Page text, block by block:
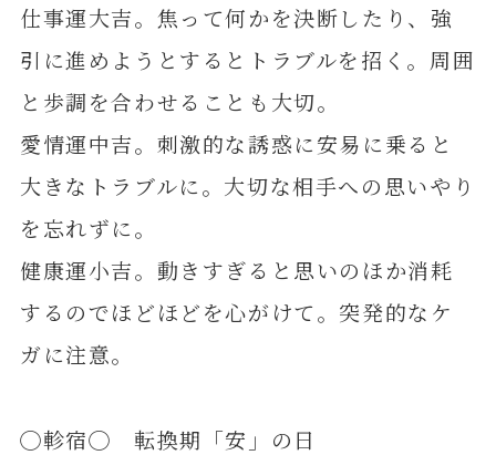
仕事運大吉。焦って何かを決断したり、強
引に進めようとするとトラブルを招く。周囲
と歩調を合わせることも大切。
愛情運中吉。刺激的な誘惑に安易に乗ると
大きなトラブルに。大切な相手への思いやり
を忘れずに。
健康運小吉。動きすぎると思いのほか消耗
するのでほどほどを心がけて。突発的なケ
ガに注意。
◯軫宿◯ 転換期「安」の日